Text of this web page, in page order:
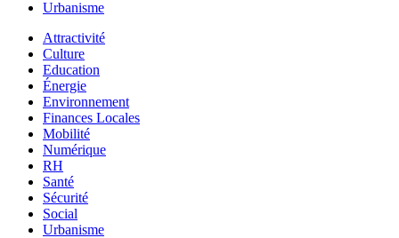
Urbanisme
Attractivité
Culture
Education
Énergie
Environnement
Finances Locales
Mobilité
Numérique
RH
Santé
Sécurité
Social
Urbanisme